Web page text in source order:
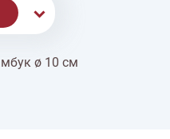
ø 10 см